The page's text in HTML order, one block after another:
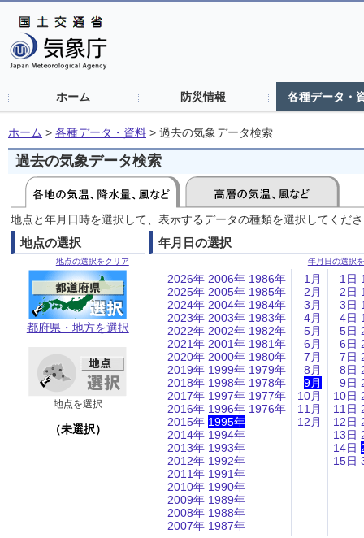
ホーム 防災情報 各種データ・
ホーム > 各種データ・資料 > 過去の気象データ検索
過去の気象データ検索
地点と年月日時を選択して、表示するデータの種類を選択してくだ
地点の選択
地点の選択をクリア
都府県・地方を選択
地点を選択
（未選択）
年月日の選択
年月日の選択
2026年
2025年
2024年
2023年
2022年
2021年
2020年
2019年
2018年
2017年
2016年
2015年
2014年
2013年
2012年
2011年
2010年
2009年
2008年
2007年
2006年
2005年
2004年
2003年
2002年
2001年
2000年
1999年
1998年
1997年
1996年
1995年
1994年
1993年
1992年
1991年
1990年
1989年
1988年
1987年
1986年
1985年
1984年
1983年
1982年
1981年
1980年
1979年
1978年
1977年
1976年
1月
2月
3月
4月
5月
6月
7月
8月
9月
10月
11月
12月
1日
2日
3日
4日
5日
6日
7日
8日
9日
10日
11日
12日
13日
14日
15日